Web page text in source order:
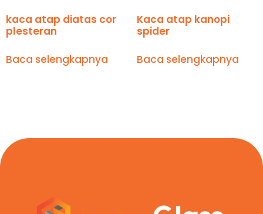
kaca atap diatas cor
plesteran
Baca selengkapnya
Kaca atap kanopi
spider
Baca selengkapnya